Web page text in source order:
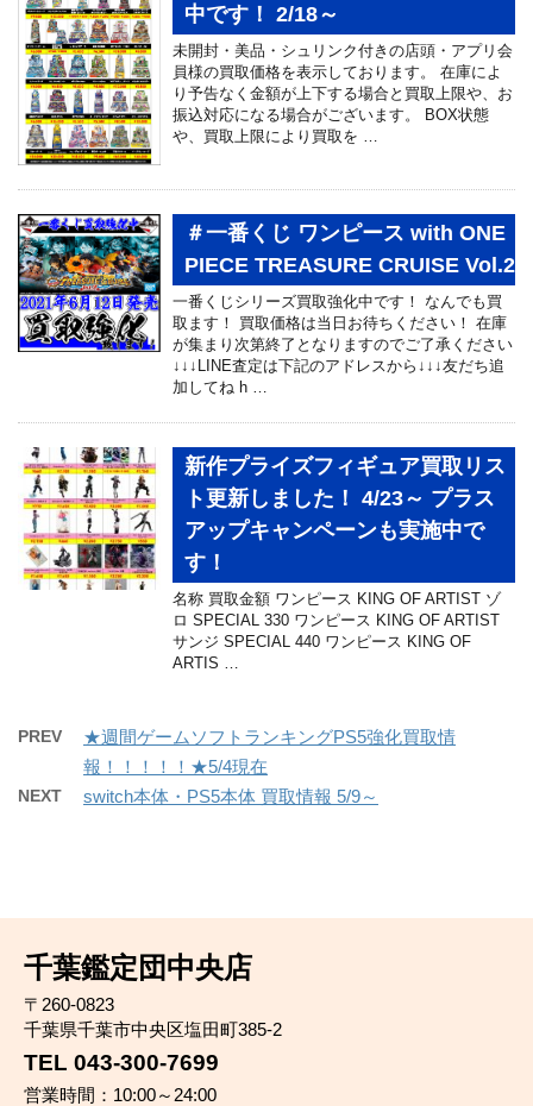
中です！ 2/18～
未開封・美品・シュリンク付きの店頭・アプリ会
員様の買取価格を表示しております。 在庫によ
り予告なく金額が上下する場合と買取上限や、お
振込対応になる場合がございます。 BOX状態
や、買取上限により買取を …
＃一番くじ ワンピース with ONE
PIECE TREASURE CRUISE Vol.2
一番くじシリーズ買取強化中です！ なんでも買
取ます！ 買取価格は当日お待ちください！ 在庫
が集まり次第終了となりますのでご了承ください
↓↓↓LINE査定は下記のアドレスから↓↓↓友だち追
加してね h …
新作プライズフィギュア買取リス
ト更新しました！ 4/23～ プラス
アップキャンペーンも実施中で
す！
名称 買取金額 ワンピース KING OF ARTIST ゾ
ロ SPECIAL 330 ワンピース KING OF ARTIST
サンジ SPECIAL 440 ワンピース KING OF
ARTIS …
PREV
★週間ゲームソフトランキングPS5強化買取情
報！！！！！★5/4現在
NEXT switch本体・PS5本体 買取情報 5/9～
千葉鑑定団中央店
〒260-0823
千葉県千葉市中央区塩田町385-2
TEL 043-300-7699
営業時間：10:00～24:00